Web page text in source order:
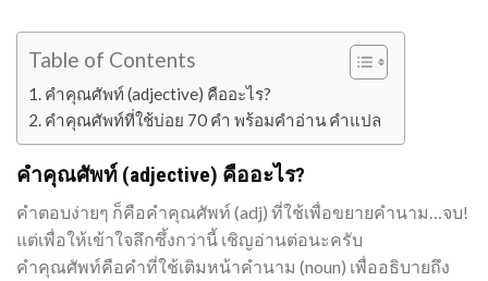
Table of Contents
คำคุณศัพท์ (adjective) คืออะไร?
คำคุณศัพท์ที่ใช้บ่อย 70 คำ พร้อมคำอ่าน คำแปล
คำคุณศัพท์ (adjective) คืออะไร?
คำตอบง่ายๆ ก็คือคำคุณศัพท์ (adj) ที่ใช้เพื่อขยายคำนาม…จบ!
แต่เพื่อให้เข้าใจลึกซึ้งกว่านี้ เชิญอ่านต่อนะครับ
คำคุณศัพท์คือคำที่ใช้เติมหน้าคำนาม (noun) เพื่ออธิบายถึง